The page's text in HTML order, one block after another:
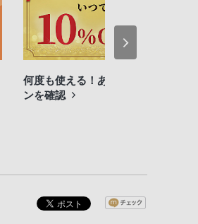
何度も使える！あなたのクーポ
ンを確認